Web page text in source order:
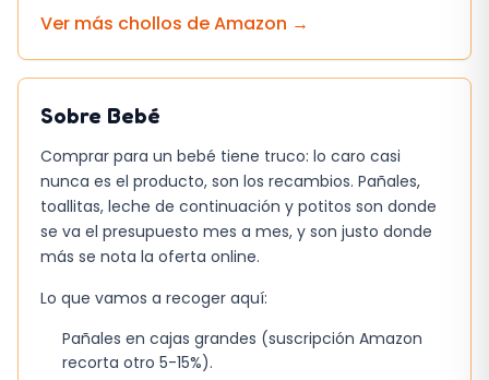
Cesta de almacenamiento (capacidad 2 kg)
El único punto a considerar es la falta de
adaptadores de travel system incluidos; si ya
dispones de cochecitos compatibles, tendrás
que adquirirlos por separado. Aun así, la
estructura permite integrarlos sin mayores
complicaciones.
opción equilibrada:ligereza
maniobrabilidady capacidad de ajuste que
la hacen cómoda tanto en la ciudad como en
Ver más chollos deAmazon →
Sobre Bebé
Comprar para un bebé tiene truco: lo caro casi
nunca es el producto, son los recambios. Pañales,
toallitas, leche de continuación y potitos son donde
se va el presupuesto mes a mes, y son justo donde
más se nota la oferta online.
Lo que vamos a recoger aquí:
Pañales en cajas grandes (suscripción Amazon
recorta otro 5-15%).